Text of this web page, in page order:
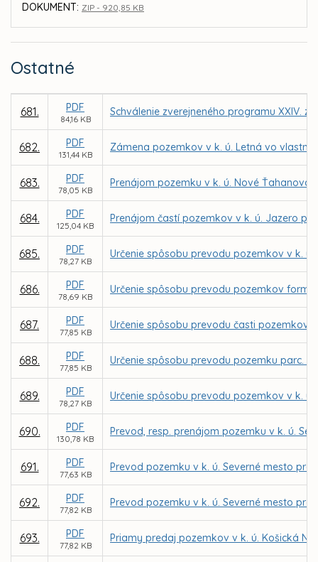
DOKUMENT: ZIP - 920,85 KB
Ostatné
681. PDF
84,16 KB
Schválenie zverejneného programu XXIV.
682. PDF
131,44 KB
Zámena pozemkov v k. ú. Letná vo
683. PDF
78,05 KB
Prenájom pozemku v k. ú. Nové
684. PDF
125,04 KB
Prenájom častí pozemkov v k. ú. Jazero
685. PDF
78,27 KB
Určenie spôsobu prevodu pozemkov v k.
686. PDF
78,69 KB
Určenie spôsobu prevodu pozemkov
687. PDF
77,85 KB
Určenie spôsobu prevodu časti pozemkov
688. PDF
77,85 KB
Určenie spôsobu prevodu pozemku parc.
689. PDF
78,27 KB
Určenie spôsobu prevodu pozemkov v k.
690. PDF
130,78 KB
Prevod, resp. prenájom pozemku v k. ú.
691. PDF
77,63 KB
Prevod pozemku v k. ú. Severné mesto
692. PDF
77,82 KB
Prevod pozemku v k. ú. Severné mesto
693. PDF
77,82 KB
Priamy predaj pozemkov v k. ú. Košická